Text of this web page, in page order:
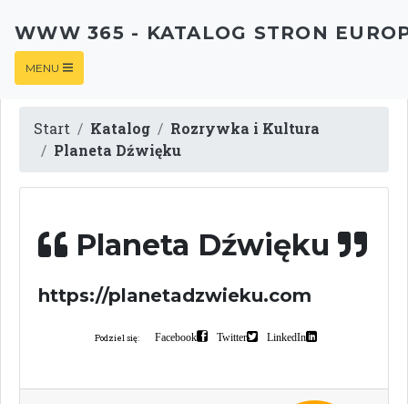
WWW 365 - KATALOG STRON
MENU
Start Katalog
Rozrywka i Kultura
Planeta Dźwięku
Planeta Dźwięku
https://planetadzwieku.com
Podziel się: Facebook Twitter LinkedIn